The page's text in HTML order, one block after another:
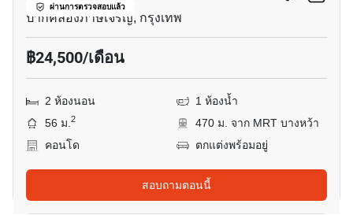
ผ่านการตรวจสอบแล้ว
ปากคลองภาษีเจริญ, กรุงเทพ
฿24,500/เดือน
2 ห้องนอน
1 ห้องน้ำ
56 ม.2
470 ม. จาก MRT บางหว้า
คอนโด
ตกแต่งพร้อมอยู่
สอบถามตอนนี้